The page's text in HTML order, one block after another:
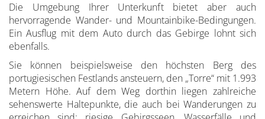
Die Umgebung Ihrer Unterkunft bietet aber auch
hervorragende Wander- und Mountainbike-Bedingungen.
Ein Ausflug mit dem Auto durch das Gebirge lohnt sich
ebenfalls.
Sie können beispielsweise den höchsten Berg des
portugiesischen Festlands ansteuern, den „Torre“ mit 1.993
Metern Höhe. Auf dem Weg dorthin liegen zahlreiche
sehenswerte Haltepunkte, die auch bei Wanderungen zu